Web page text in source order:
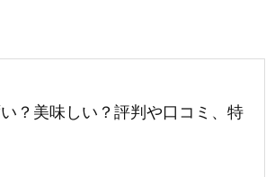
？美味しい？評判や口コミ、特